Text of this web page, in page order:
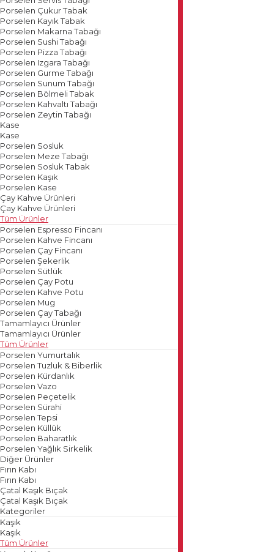
Porselen Çukur Tabak
Porselen Kayık Tabak
Porselen Makarna Tabağı
Porselen Sushi Tabağı
Porselen Pizza Tabağı
Porselen Izgara Tabağı
Porselen Gurme Tabağı
Porselen Sunum Tabağı
Porselen Bölmeli Tabak
Porselen Kahvaltı Tabağı
Porselen Zeytin Tabağı
Kase
Kase
Porselen Sosluk
Porselen Meze Tabağı
Porselen Sosluk Tabak
Porselen Kaşık
Porselen Kase
Çay Kahve Ürünleri
Çay Kahve Ürünleri
Tüm Ürünler
Porselen Espresso Fincanı
Porselen Kahve Fincanı
Porselen Çay Fincanı
Porselen Şekerlik
Porselen Sütlük
Porselen Çay Potu
Porselen Kahve Potu
Porselen Mug
Porselen Çay Tabağı
Tamamlayıcı Ürünler
Tamamlayıcı Ürünler
Tüm Ürünler
Porselen Yumurtalık
Porselen Tuzluk & Biberlik
Porselen Kürdanlık
Porselen Vazo
Porselen Peçetelik
Porselen Sürahi
Porselen Tepsi
Porselen Küllük
Porselen Baharatlık
Porselen Yağlık Sirkelik
Diğer Ürünler
Fırın Kabı
Fırın Kabı
Çatal Kaşık Bıçak
Çatal Kaşık Bıçak
Kategoriler
Kaşık
Kaşık
Tüm Ürünler